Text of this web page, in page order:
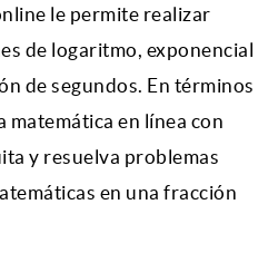
le permite realizar
de logaritmo, exponencial
de segundos. En términos
matemática en línea con
y resuelva problemas
en una fracción